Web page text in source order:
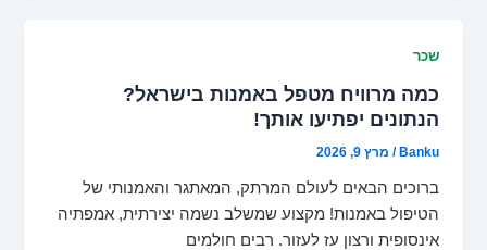
שכר
כמה מרוויח מטפל באמנות בישראל?
הנתונים יפתיעו אותך!
Banku
/ מרץ 9, 2026
ברוכים הבאים לעולם המרתק, המאתגר והאמנותי של
הטיפול באמנות! מקצוע שמשלב נשמה יצירתית, אמפתיה
אינסופית ורצון עז לעזור. רבים חולמים